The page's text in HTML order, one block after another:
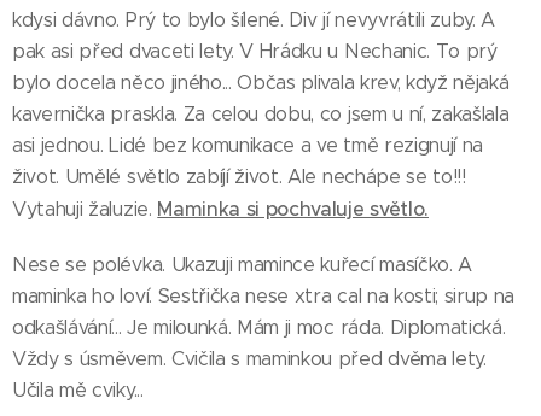
kdysi dávno. Prý to bylo šílené. Div jí nevyvrátili zuby. A
pak asi před dvaceti lety. V Hrádku u Nechanic. To prý
bylo docela něco jiného... Občas plivala krev, když nějaká
kavernička praskla. Za celou dobu, co jsem u ní, zakašlala
asi jednou. Lidé bez komunikace a ve tmě rezignují na
život. Umělé světlo zabíjí život. Ale nechápe se to!!!
Vytahuji žaluzie. Maminka si pochvaluje světlo.
Nese se polévka. Ukazuji mamince kuřecí masíčko. A
maminka ho loví. Sestřička nese xtra cal na kosti; sirup na
odkašlávání... Je milounká. Mám ji moc ráda. Diplomatická.
Vždy s úsměvem. Cvičila s maminkou před dvěma lety.
Učila mě cviky...